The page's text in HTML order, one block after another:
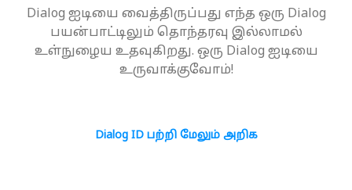
Dialog ஐடியை வைத்திருப்பது எந்த ஒரு Dialog
பயன்பாட்டிலும் தொந்தரவு இல்லாமல்
உள்நுழைய உதவுகிறது. ஒரு Dialog ஐடியை
உருவாக்குவோம்!
Dialog ID பற்றி மேலும் அறிக